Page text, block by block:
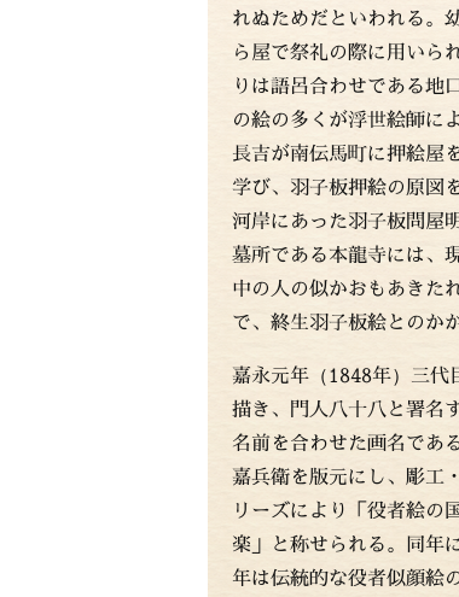
れぬためだといわれる。
ら屋で祭礼の際に用いら
りは語呂合わせである地
の絵の多くが浮世絵師に
長吉が南伝馬町に押絵屋
学び、羽子板押絵の原図
河岸にあった羽子板問屋
墓所である本龍寺には、
中の人の似かおもあきた
で、終生羽子板絵とのか
嘉永元年（1848年）三代
描き、門人八十八と署名
名前を合わせた画名であ
嘉兵衛を版元にし、彫工
リーズにより「役者絵の
楽」と称せられる。同年
年は伝統的な役者似顔絵